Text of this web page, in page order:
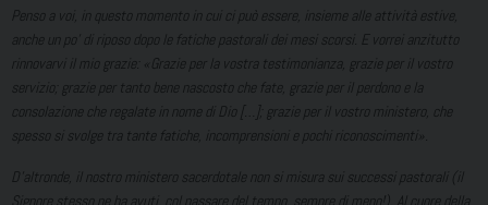
Penso a voi, in questo momento in cui ci può essere, insieme alle attività estive,
anche un po’ di riposo dopo le fatiche pastorali dei mesi scorsi. E vorrei anzitutto
rinnovarvi il mio grazie: «Grazie per la vostra testimonianza, grazie per il vostro
servizio; grazie per tanto bene nascosto che fate, grazie per il perdono e la
consolazione che regalate in nome di Dio […]; grazie per il vostro ministero, che
spesso si svolge tra tante fatiche, incomprensioni e pochi riconoscimenti».
D’altronde, il nostro ministero sacerdotale non si misura sui successi pastorali (il